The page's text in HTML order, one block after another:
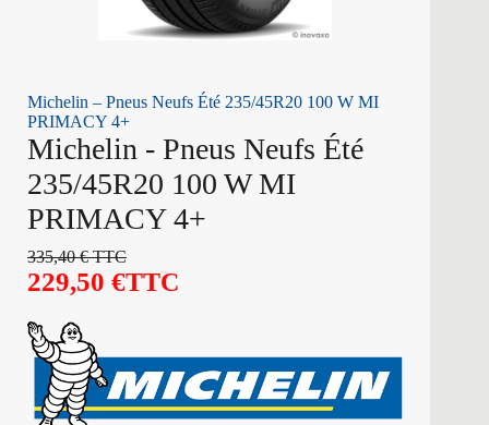
Michelin – Pneus Neufs Été 235/45R20 100 W MI
PRIMACY 4+
Michelin - Pneus Neufs Été
235/45R20 100 W MI
PRIMACY 4+
335,40€TTC
229,50 €TTC